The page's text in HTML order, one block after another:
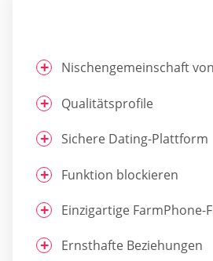
Nischengemeinschaft
Qualitätsprofile
Sichere Dating-Plattform
Funktion blockieren
Einzigartige
Ernsthafte Beziehungen